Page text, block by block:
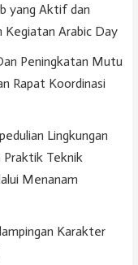
yang Aktif dan
Kegiatan Arabic Day
Peningkatan Mutu
Rapat Koordinasi
Lingkungan
Praktik Teknik
Menanam
Karakter